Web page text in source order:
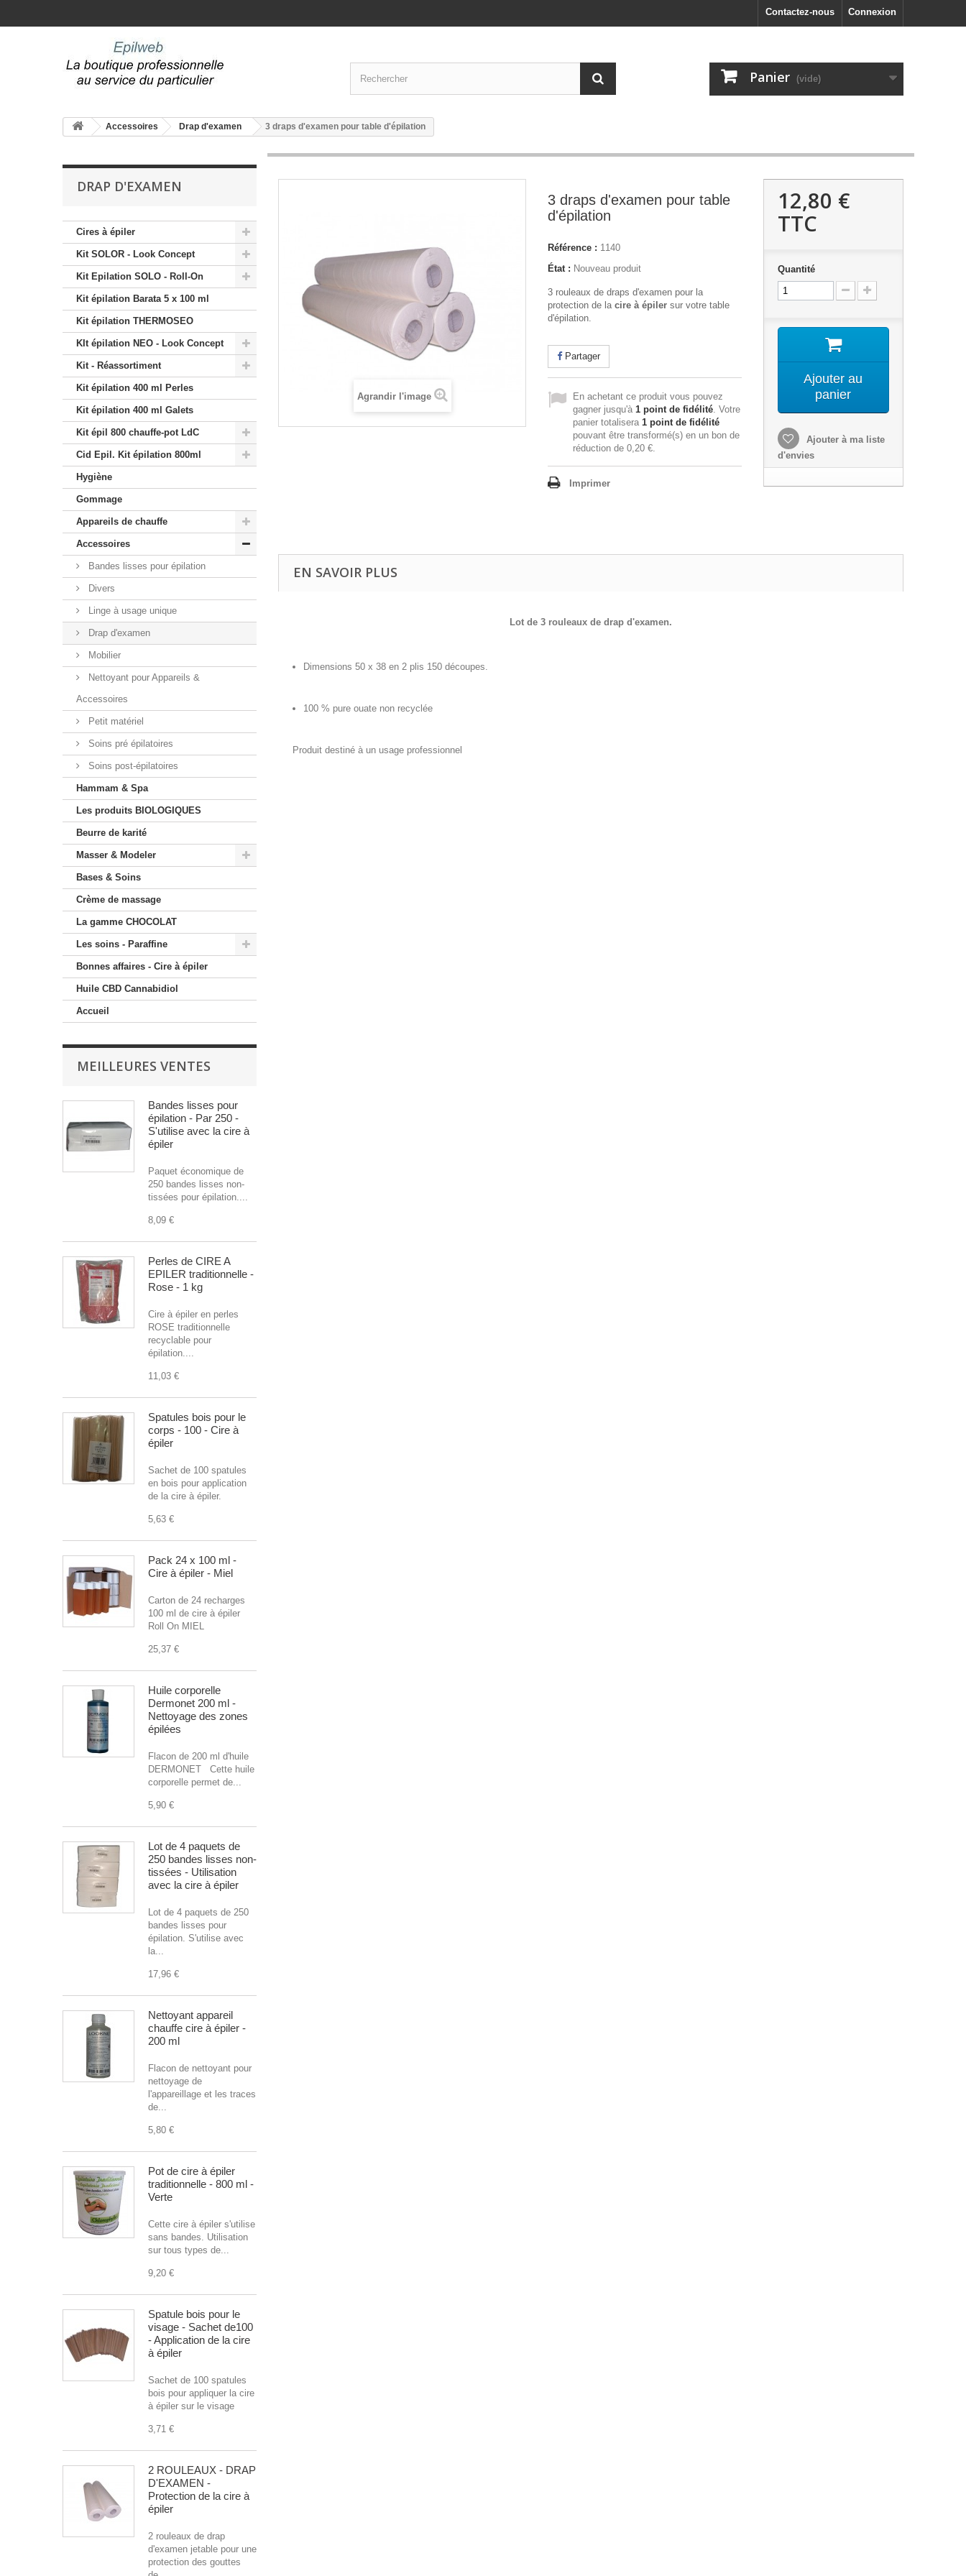
Connexion
Contactez-nous
Panier (vide)
Accessoires Drap d'examen 3 draps d'examen pour table d'épilation
DRAP D'EXAMEN
Cires à épiler
Kit SOLOR - Look Concept
Kit Epilation SOLO - Roll-On
Kit épilation Barata 5 x 100 ml
Kit épilation THERMOSEO
KIt épilation NEO - Look Concept
Kit - Réassortiment
Kit épilation 400 ml Perles
Kit épilation 400 ml Galets
Kit épil 800 chauffe-pot LdC
Cid Epil. Kit épilation 800ml
Hygiène
Gommage
Appareils de chauffe
Accessoires
Bandes lisses pour épilation
Divers
Linge à usage unique
Drap d'examen
Mobilier
Nettoyant pour Appareils &
Accessoires
Petit matériel
Soins pré épilatoires
Soins post-épilatoires
Hammam & Spa
Les produits BIOLOGIQUES
Beurre de karité
Masser & Modeler
Bases & Soins
Crème de massage
La gamme CHOCOLAT
Les soins - Paraffine
Bonnes affaires - Cire à épiler
Huile CBD Cannabidiol
Accueil
MEILLEURES VENTES
Bandes lisses pour
épilation - Par 250 -
S'utilise avec la cire à
épiler
Paquet économique de
250 bandes lisses non-
tissées pour épilation....
8,09 €
Perles de CIRE A
EPILER traditionnelle -
Rose - 1 kg
Cire à épiler en perles
ROSE traditionnelle
recyclable pour
épilation....
11,03 €
Spatules bois pour le
corps - 100 - Cire à
épiler
Sachet de 100 spatules
en bois pour application
de la cire à épiler.
5,63 €
Pack 24 x 100 ml -
Cire à épiler - Miel
Carton de 24 recharges
100 ml de cire à épiler
Roll On MIEL
25,37 €
Huile corporelle
Dermonet 200 ml -
Nettoyage des zones
épilées
Flacon de 200 ml d'huile
DERMONET Cette huile
corporelle permet de...
5,90 €
Lot de 4 paquets de
250 bandes lisses non-
tissées - Utilisation
avec la cire à épiler
Lot de 4 paquets de 250
bandes lisses pour
épilation. S'utilise avec
la...
17,96 €
Nettoyant appareil
chauffe cire à épiler -
200 ml
Flacon de nettoyant pour
nettoyage de
l'appareillage et les traces
de...
5,80 €
Pot de cire à épiler
traditionnelle - 800 ml -
Verte
Cette cire à épiler s'utilise
sans bandes. Utilisation
sur tous types de...
9,20 €
Spatule bois pour le
visage - Sachet de100
- Application de la cire
à épiler
Sachet de 100 spatules
bois pour appliquer la cire
à épiler sur le visage
3,71 €
2 ROULEAUX - DRAP
D'EXAMEN -
Protection de la cire à
épiler
2 rouleaux de drap
d'examen jetable pour une
protection des gouttes
Agrandir l'image
3 draps d'examen pour table
d'épilation
Référence : 1140
État : Nouveau produit
3 rouleaux de draps d'examen pour la
protection de la cire à épiler sur votre table
d'épilation.
Partager
En achetant ce produit vous pouvez
gagner jusqu'à 1 point de fidélité. Votre
panier totalisera 1 point de fidélité
pouvant être transformé(s) en un bon de
réduction de 0,20 €.
Imprimer
12,80 €
TTC
Quantité
Ajouter au
panier
Ajouter à ma liste
d'envies
EN SAVOIR PLUS
Lot de 3 rouleaux de drap d'examen.
Dimensions 50 x 38 en 2 plis 150 découpes.
100 % pure ouate non recyclée
Produit destiné à un usage professionnel